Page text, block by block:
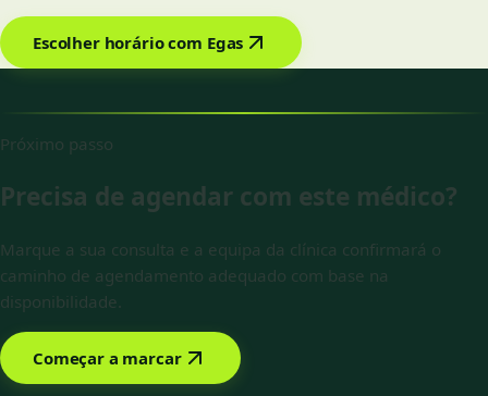
Escolher horário com Egas
Próximo passo
Precisa de agendar com este médico?
Marque a sua consulta e a equipa da clínica confirmará o
caminho de agendamento adequado com base na
disponibilidade.
Começar a marcar